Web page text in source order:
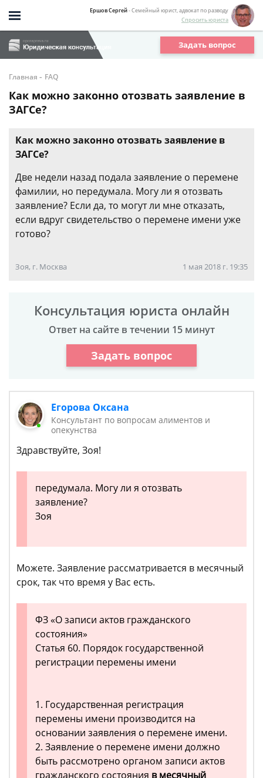
Ершов Сергей- Семейный юрист, адвокат по разводу
Спросить юриста
Задать вопрос
Главная - FAQ
Как можно законно отозвать заявление в
ЗАГСе?
Как можно законно отозвать заявление в
ЗАГСе?
Две недели назад подала заявление о перемене
фамилии, но передумала. Могу ли я отозвать
заявление? Если да, то могут ли мне отказать,
если вдруг свидетельство о перемене имени уже
готово?
Зоя, г. Москва 1 мая 2018 г. 19:35
Консультация юриста онлайн
Ответ на сайте в течении 15 минут
Задать вопрос
Егорова Оксана
Консультант по вопросам алиментов и
опекунства
Здравствуйте, Зоя!
передумала. Могу ли я отозвать
заявление?
Зоя
Можете. Заявление рассматривается в месячный
срок, так что время у Вас есть.
ФЗ «О записи актов гражданского
состояния»
Статья 60. Порядок государственной
регистрации перемены имени
1. Государственная регистрация
перемены имени производится на
основании заявления о перемене имени.
2. Заявление о перемене имени должно
быть рассмотрено органом записи актов
гражданского состояния в месячный